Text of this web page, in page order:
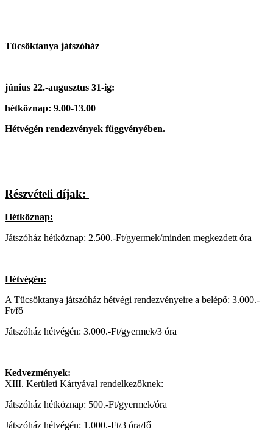
Tücsöktanya játszóház
június 22.-augusztus 31-ig:
hétköznap: 9.00-13.00
Hétvégén rendezvények függvényében.
Részvételi díjak:
Hétköznap:
Játszóház hétköznap: 2.500.-Ft/gyermek/minden megkezdett óra
Hétvégén:
A Tücsöktanya játszóház hétvégi rendezvényeire a belépő: 3.000.-
Ft/fő
Játszóház hétvégén: 3.000.-Ft/gyermek/3 óra
Kedvezmények:
XIII. Kerületi Kártyával rendelkezőknek:
Játszóház hétköznap: 500.-Ft/gyermek/óra
Játszóház hétvégén: 1.000.-Ft/3 óra/fő